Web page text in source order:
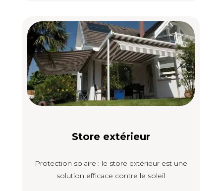
Store extérieur
Protection solaire : le store extérieur est une
solution efficace contre le soleil